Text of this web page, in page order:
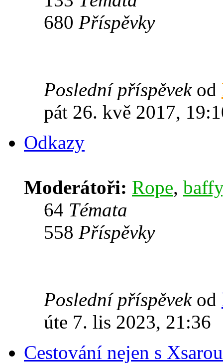
680 Příspěvky
Poslední příspěvekod
pát 26. kvě 2017,
Odkazy
Moderátoři: Rope, baffy
64 Témata
558 Příspěvky
Poslední příspěvekod
úte 7. lis 2023, 21:36
Cestování nejen s Xsarou